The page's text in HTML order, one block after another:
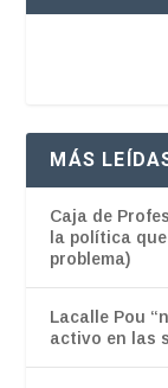
MÁS
Caja de
la política
problema)
Lacalle Pou
activo en las